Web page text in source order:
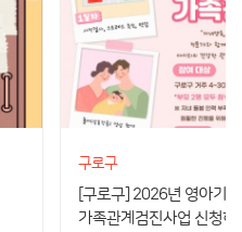
구로구
[구로구] 2026년 영아기
가족관계검진사업 신청하